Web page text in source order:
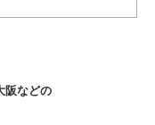
阪などの